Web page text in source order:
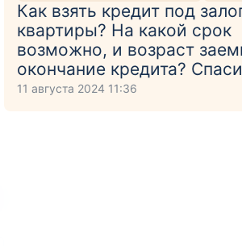
Как взять кредит под
квартиры? На какой срок
возможно, и возраст
окончание кредита?
11 августа 2024 11:36